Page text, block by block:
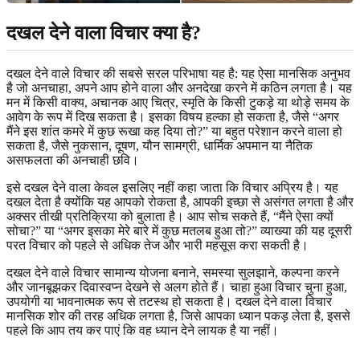
दखल देने वाला विचार क्या है?
दखल देने वाले विचार की सबसे सरल परिभाषा यह है: यह ऐसा मानसिक अनुभव
है जो अनचाहा, अपने आप होने वाला और अनदेखा करने में कठिन लगता है। यह
मन में किसी वाक्य, अचानक आए चित्र, स्मृति के किसी टुकड़े या थोड़े समय के
आवेग के रूप में दिख सकता है। इसका विषय हल्का हो सकता है, जैसे “अगर
मैंने इस शांत कमरे में कुछ रूखा कह दिया तो?” या बहुत परेशान करने वाला हो
सकता है, जैसे नुकसान, दूषण, यौन सामग्री, धार्मिक अपमान या नैतिक
असफलता की अनचाही छवि।
इसे दखल देने वाला केवल इसलिए नहीं कहा जाता कि विचार अप्रिय है। यह
दखल देता है क्योंकि यह आपको रोकता है, आपकी इच्छा से असंगत लगता है और
अक्सर तीखी प्रतिक्रिया को बुलाता है। आप सोच सकते हैं, “मैंने ऐसा क्यों
सोचा?” या “अगर इसका मेरे बारे में कुछ मतलब हुआ तो?” व्याख्या की यह दूसरी
परत विचार को पहले से अधिक तेज और भारी महसूस करा सकती है।
दखल देने वाले विचार सामान्य योजना बनाने, समस्या सुलझाने, कल्पना करने
और जानबूझकर दिवास्वप्न देखने से अलग होते हैं। चाहा हुआ विचार चुना हुआ,
उपयोगी या भावनात्मक रूप से तटस्थ हो सकता है। दखल देने वाला विचार
मानसिक शोर की तरह अधिक लगता है, जिसे आपका ध्यान पकड़ लेता है, इससे
पहले कि आप तय कर पाएं कि वह ध्यान देने लायक है या नहीं।